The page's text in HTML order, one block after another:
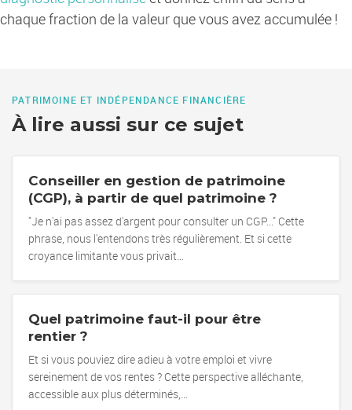
chaque fraction de la valeur que vous avez accumulée !
PATRIMOINE ET INDÉPENDANCE FINANCIÈRE
À lire aussi sur ce sujet
Conseiller en gestion de patrimoine
(CGP), à partir de quel patrimoine ?
"Je n'ai pas assez d'argent pour consulter un CGP..." Cette
phrase, nous l'entendons très régulièrement. Et si cette
croyance limitante vous privait…
Quel patrimoine faut-il pour être
rentier ?
Et si vous pouviez dire adieu à votre emploi et vivre
sereinement de vos rentes ? Cette perspective alléchante,
accessible aux plus déterminés,…